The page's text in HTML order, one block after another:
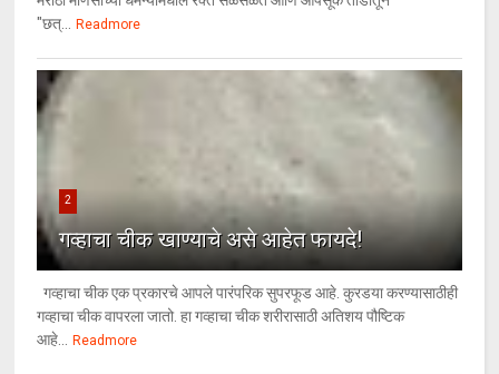
"छत्... Readmore
2
गव्हाचा चीक खाण्याचे असे आहेत फायदे!
गव्हाचा चीक एक प्रकारचे आपले पारंपरिक सुपरफूड आहे. कुरडया करण्यासाठीही
गव्हाचा चीक वापरला जातो. हा गव्हाचा चीक शरीरासाठी अतिशय पौष्टिक
आहे... Readmore